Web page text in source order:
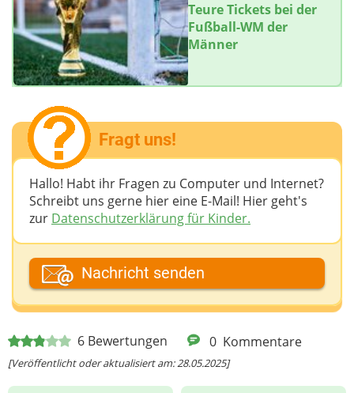
6 Bewertungen 0 Kommentare
[Veröffentlicht oder aktualisiert am: 28.05.2025]
Teure Tickets bei der
Fußball-WM der
Männer
Fragt uns!
Hallo! Habt ihr Fragen zu Computer und Internet?
Schreibt uns gerne hier eine E-Mail! Hier geht's
zur Datenschutzerklärung für Kinder.
Dein Fantasiename
Deine E-Mail-Adresse (wenn du eine Antwort
möchtest)
Nachricht senden